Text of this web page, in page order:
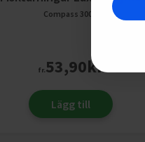
Compass 300g
fr.53,90kr
Lägg till